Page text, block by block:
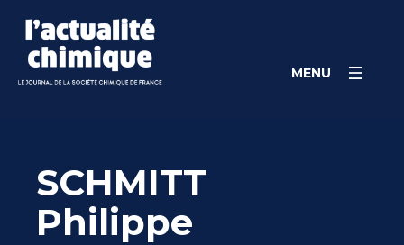
content
MENU
SCHMITT
Philippe